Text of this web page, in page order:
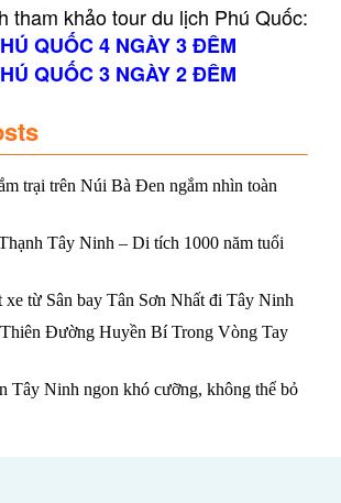
tham khảo tour du lịch Phú Quốc:
QUỐC 4 NGÀY 3 ĐÊM
QUỐC 3 NGÀY 2 ĐÊM
trại trên Núi Bà Đen ngắm nhìn toàn
Tây Ninh – Di tích 1000 năm tuổi
xe từ Sân bay Tân Sơn Nhất đi Tây Ninh
Đường Huyền Bí Trong Vòng Tay
Tây Ninh ngon khó cưỡng, không thể bỏ